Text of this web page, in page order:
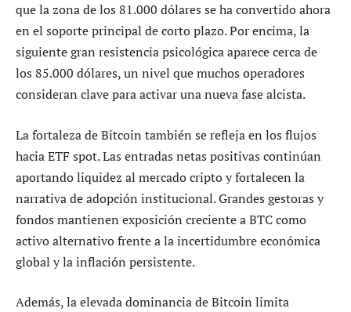
que la zona de los 81.000 dólares se ha convertido ahora
en el soporte principal de corto plazo. Por encima, la
siguiente gran resistencia psicológica aparece cerca de
los 85.000 dólares, un nivel que muchos operadores
consideran clave para activar una nueva fase alcista.
La fortaleza de Bitcoin también se refleja en los flujos
hacia ETF spot. Las entradas netas positivas continúan
aportando liquidez al mercado cripto y fortalecen la
narrativa de adopción institucional. Grandes gestoras y
fondos mantienen exposición creciente a BTC como
activo alternativo frente a la incertidumbre económica
global y la inflación persistente.
Además, la elevada dominancia de Bitcoin limita